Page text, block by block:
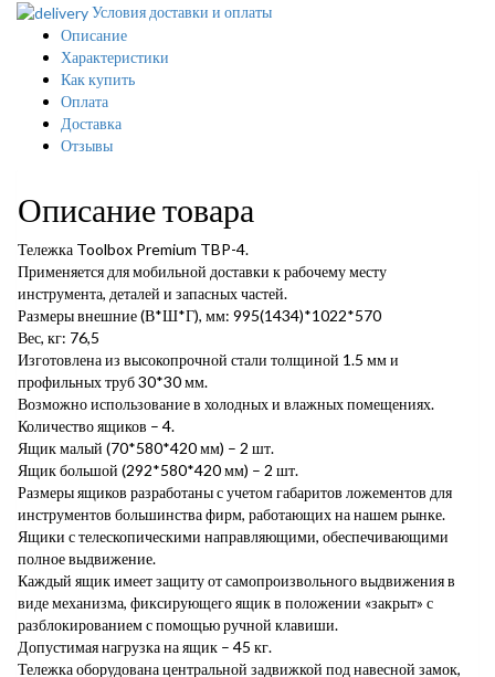
Условия доставки и оплаты
Описание
Характеристики
Как купить
Оплата
Доставка
Отзывы
Описание товара
Тележка Toolbox Premium TBP-4.
Применяется для мобильной доставки к рабочему месту
инструмента, деталей и запасных частей.
Размеры внешние (В*Ш*Г), мм: 995(1434)*1022*570
Вес, кг: 76,5
Изготовлена из высокопрочной стали толщиной 1.5 мм и
профильных труб 30*30 мм.
Возможно использование в холодных и влажных помещениях.
Количество ящиков – 4.
Ящик малый (70*580*420 мм) – 2 шт.
Ящик большой (292*580*420 мм) – 2 шт.
Размеры ящиков разработаны с учетом габаритов ложементов для
инструментов большинства фирм, работающих на нашем рынке.
Ящики с телескопическими направляющими, обеспечивающими
полное выдвижение.
Каждый ящик имеет защиту от самопроизвольного выдвижения в
виде механизма, фиксирующего ящик в положении «закрыт» с
разблокированием с помощью ручной клавиши.
Допустимая нагрузка на ящик – 45 кг.
Тележка оборудована центральной задвижкой под навесной замок,